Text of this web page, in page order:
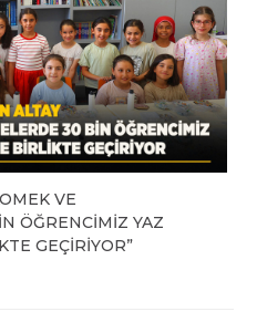
VE
ÖĞRENCİMİZ YAZ
GEÇİRİYOR”